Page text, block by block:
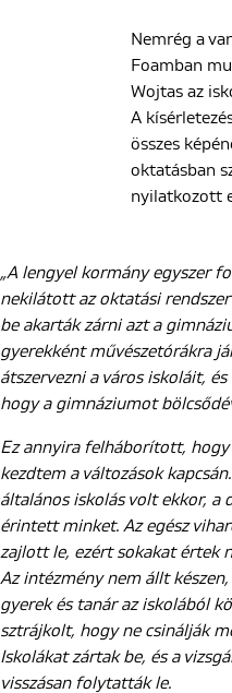
Nemrég a
Foamban
Wojtas az
A
összes
oktatásban
nyilatkozott
„A lengyel kormány egyszer
nekilátott az oktatási
be akarták zárni azt a
gyerekként művészetórákra
átszervezni a város iskoláit,
hogy a gimnáziumot
Ez annyira felháborított,
kezdtem a változások
általános iskolás volt ekkor, a
érintett minket. Az egész
zajlott le, ezért sokakat értek
Az intézmény nem állt készen,
gyerek és tanár az iskolából
sztrájkolt, hogy ne csinálják
Iskolákat zártak be, és a
visszásan folytatták le.